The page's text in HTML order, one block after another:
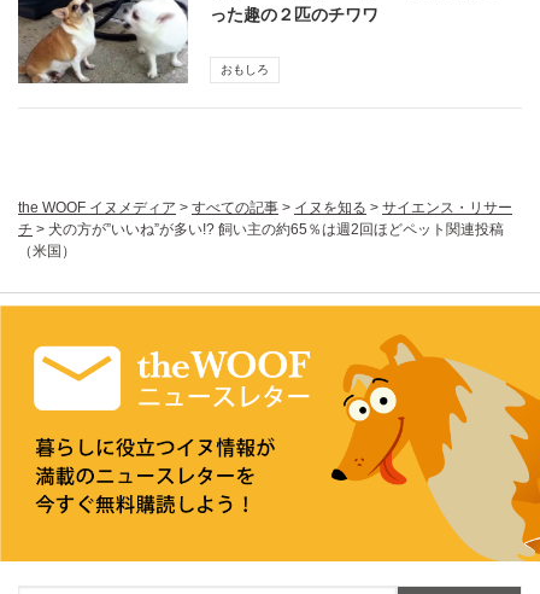
った趣の２匹のチワワ
おもしろ
the WOOF イヌメディア > すべての記事 > イヌを知る > サイエンス・リサー
チ > 犬の方が”いいね”が多い!? 飼い主の約65％は週2回ほどペット関連投稿
（米国）